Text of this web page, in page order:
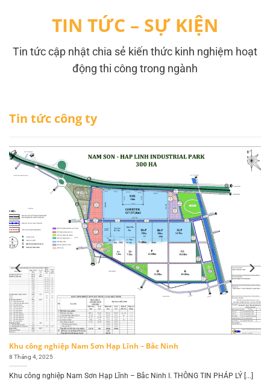
TIN TỨC – SỰ KIỆN
Tin tức cập nhật chia sẻ kiến thức kinh nghiệm hoạt
động thi công trong ngành
Tin tức công ty
Khu công nghiệp Nam Sơn Hạp Lĩnh – Bắc Ninh
8 Tháng 4, 2025
Khu công nghiệp Nam Sơn Hạp Lĩnh – Bắc Ninh I. THÔNG TIN PHÁP LÝ [...]